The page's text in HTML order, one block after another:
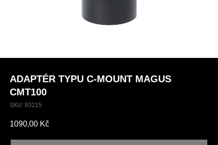
ADAPTÉR TYPU C-MOUNT MAGUS
CMT100
SKU: 83215
1090,00 Kč